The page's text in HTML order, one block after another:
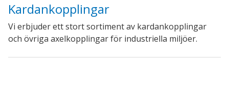
Kardankopplingar
Vi erbjuder ett stort sortiment av kardankopplingar
och övriga axelkopplingar för industriella miljöer.